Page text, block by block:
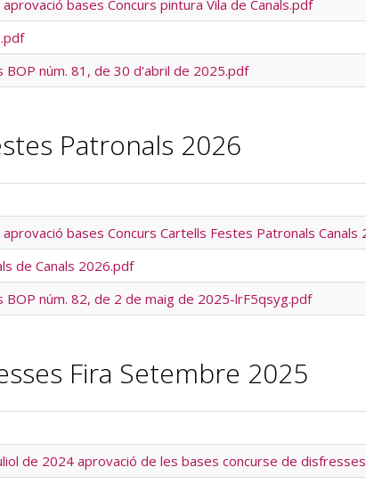
bases Concurs pintura Vila de Canals.pdf
núm. 81, de 30 d'abril de 2025.pdf
Patronals 2026
bases Concurs Cartells Festes Patronals Canals
de Canals 2026.pdf
núm. 82, de 2 de maig de 2025-lrF5qsyg.pdf
Fira Setembre 2025
de 2024 aprovació de les bases concurse de